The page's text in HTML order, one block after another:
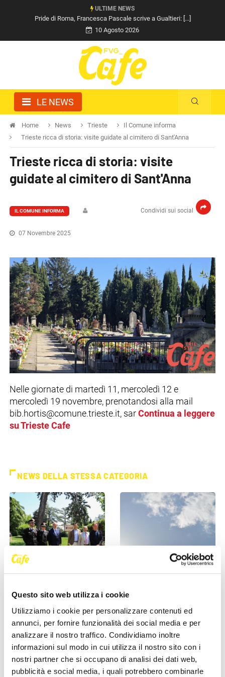
Questo sito web utilizza i cookie
Utilizziamo i cookie per personalizzare contenuti ed
annunci, per fornire funzionalità dei social media e per
analizzare il nostro traffico. Condividiamo inoltre
informazioni sul modo in cui utilizza il nostro sito con i
nostri partner che si occupano di analisi dei dati web,
pubblicità e social media, i quali potrebbero combinarle
ULTIME NEWS
Pride di Roma, Francesca Pascale scrive a Gualtieri: [...]
10 Agosto 2026
LE NEWS
Home News Trieste
Il Comune informa
Trieste ricca di storia: visite guidate al cimitero di Sant'Anna
Trieste ricca di storia: visite
guidate al cimitero di Sant'Anna
Condividi sui social
IL COMUNE INFORMA
07 Novembre 2025
Nelle giornate di martedì 11, mercoledì 12 e
mercoledì 19 novembre, prenotandosi alla mail
bib.hortis@comune.trieste.it, sar Continua a leggere
su Trieste Cafe
NEWS DELLA STESSA CATEGORIA
IL COMUNE INFORMA
"Rai coltiva il futuro", messi
a dimora nuovi alberi in
Piazzale Rosmini
27 Maggio 2026
IL COMUNE INFORMA
Lieve superamento dei
valori di ozono fino al 30
maggio: le direttive
sanitarie [...]
27 Maggio 2026